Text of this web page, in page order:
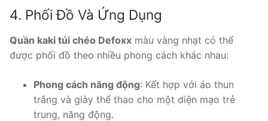
4. Phối Đồ Và Ứng Dụng
Quần kaki túi chéo Defoxx màu vàng nhạt có thể
được phối đồ theo nhiều phong cách khác nhau:
Phong cách năng động: Kết hợp với áo thun
trắng và giày thể thao cho một diện mạo trẻ
trung, năng động.